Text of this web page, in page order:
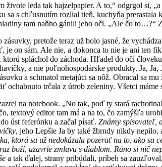
živote leda tak hajzelpapier. A to,“ odgrgol si,
sa s chľusnutím rozlial tieň, kuchyňa
tam naňho gánili jeho oči. „Ale čo
pretože teraz už bolo jasné, že
je on sám. Ale nie, a dokonca to nie je ani
spláchol do záchoda. Hľadel do očí
a nie poľnohospodárske produkty. Ja,
a schmatol metajúci sa nôž. Obracal sa
trčala z útrob zeleniny. Všetci máme
na notebook. „No tak, poď ty stará
textový editor tam má a na to, čo zamýšľa
úst feferónku a začal písať. Známy spisovateľ,
čky, jeho Lepšie Ja by také žbrndy nikdy nepilo,
ktorá sa užnedokázala pozeraťna to, ako sa
boží, uzavrie zmluvu s diablom. Ráno si nič
e a tak ďalej, strany pribúdali, príbeh sa